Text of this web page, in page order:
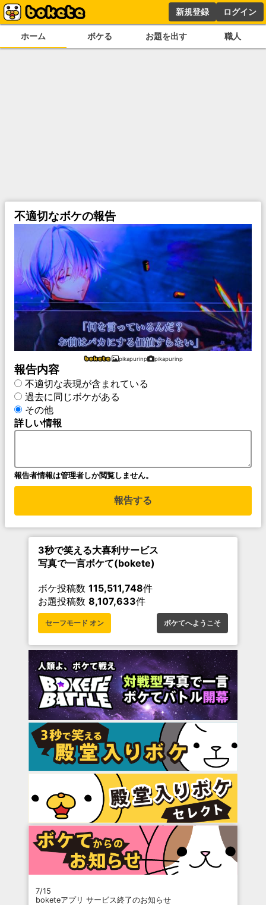
新規登録 ログイン
ホーム ボケる お題を出す 職人
不適切なボケの報告
pikapurinp pikapurinp
報告内容
不適切な表現が含まれている
過去に同じボケがある
その他
詳しい情報
報告者情報は管理者しか閲覧しません。
報告する
3秒で笑える大喜利サービス
写真で一言ボケて(bokete)
ボケ投稿数 115,511,748件
お題投稿数 8,107,633件
セーフモード オン ボケてへようこそ
7/15
boketeアプリ サービス終了のお知らせ